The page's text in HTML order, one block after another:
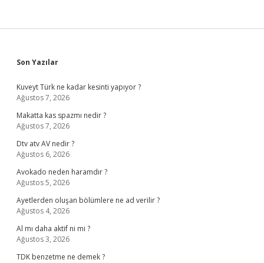
Sidebar
Son Yazılar
Kuveyt Türk ne kadar kesinti yapıyor ?
Ağustos 7, 2026
Makatta kas spazmı nedir ?
Ağustos 7, 2026
Dtv atv AV nedir ?
Ağustos 6, 2026
Avokado neden haramdır ?
Ağustos 5, 2026
Ayetlerden oluşan bölümlere ne ad verilir ?
Ağustos 4, 2026
Al mı daha aktif ni mi ?
Ağustos 3, 2026
TDK benzetme ne demek ?